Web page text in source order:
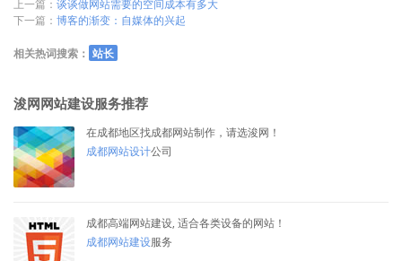
上一篇： 谈谈做网站需要的空间成本有多大
下一篇： 博客的渐变：自媒体的兴起
相关热词搜索： 站长
浚网网站建设服务推荐
在成都地区找成都网站制作，请选浚网！
成都网站设计公司
成都高端网站建设, 适合各类设备的网站！
成都网站建设服务